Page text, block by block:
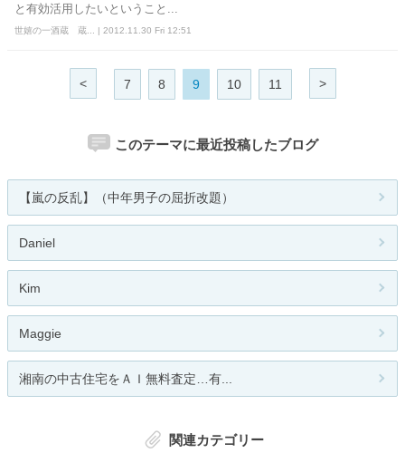
と有効活用したいということ...
世嬉の一酒蔵 蔵... | 2012.11.30 Fri 12:51
< 7 8 9 10 11 >
このテーマに最近投稿したブログ
【嵐の反乱】（中年男子の屈折改題）
Daniel
Kim
Maggie
湘南の中古住宅をＡＩ無料査定…有...
関連カテゴリー